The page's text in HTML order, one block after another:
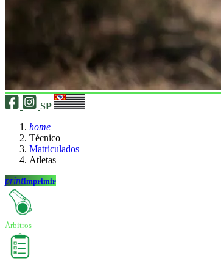
SP
home
Técnico
Matriculados
Atletas
printImprimir
Árbitros